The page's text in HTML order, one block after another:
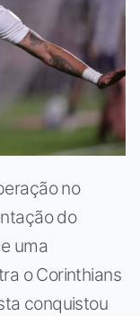
no
do
uma
o Corinthians
conquistou